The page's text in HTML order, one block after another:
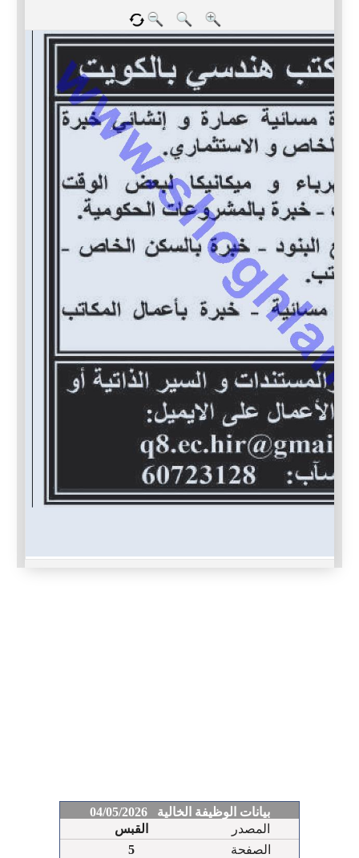
بيانات الوظيفة الخالية 04/05/2026
القبس
المصدر
5
الصفحة